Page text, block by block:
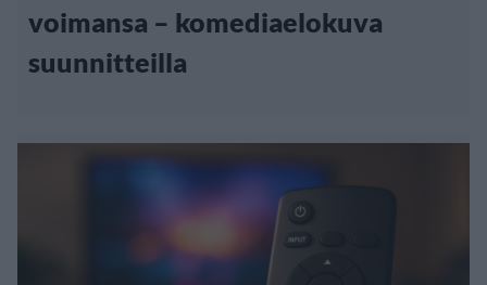
voimansa – komediaelokuva
suunnitteilla